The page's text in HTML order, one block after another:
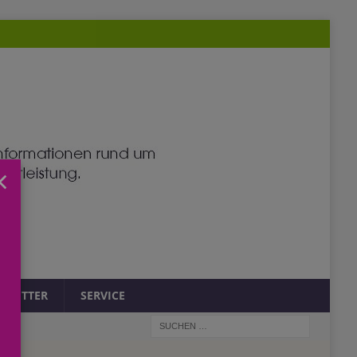
SERVICE